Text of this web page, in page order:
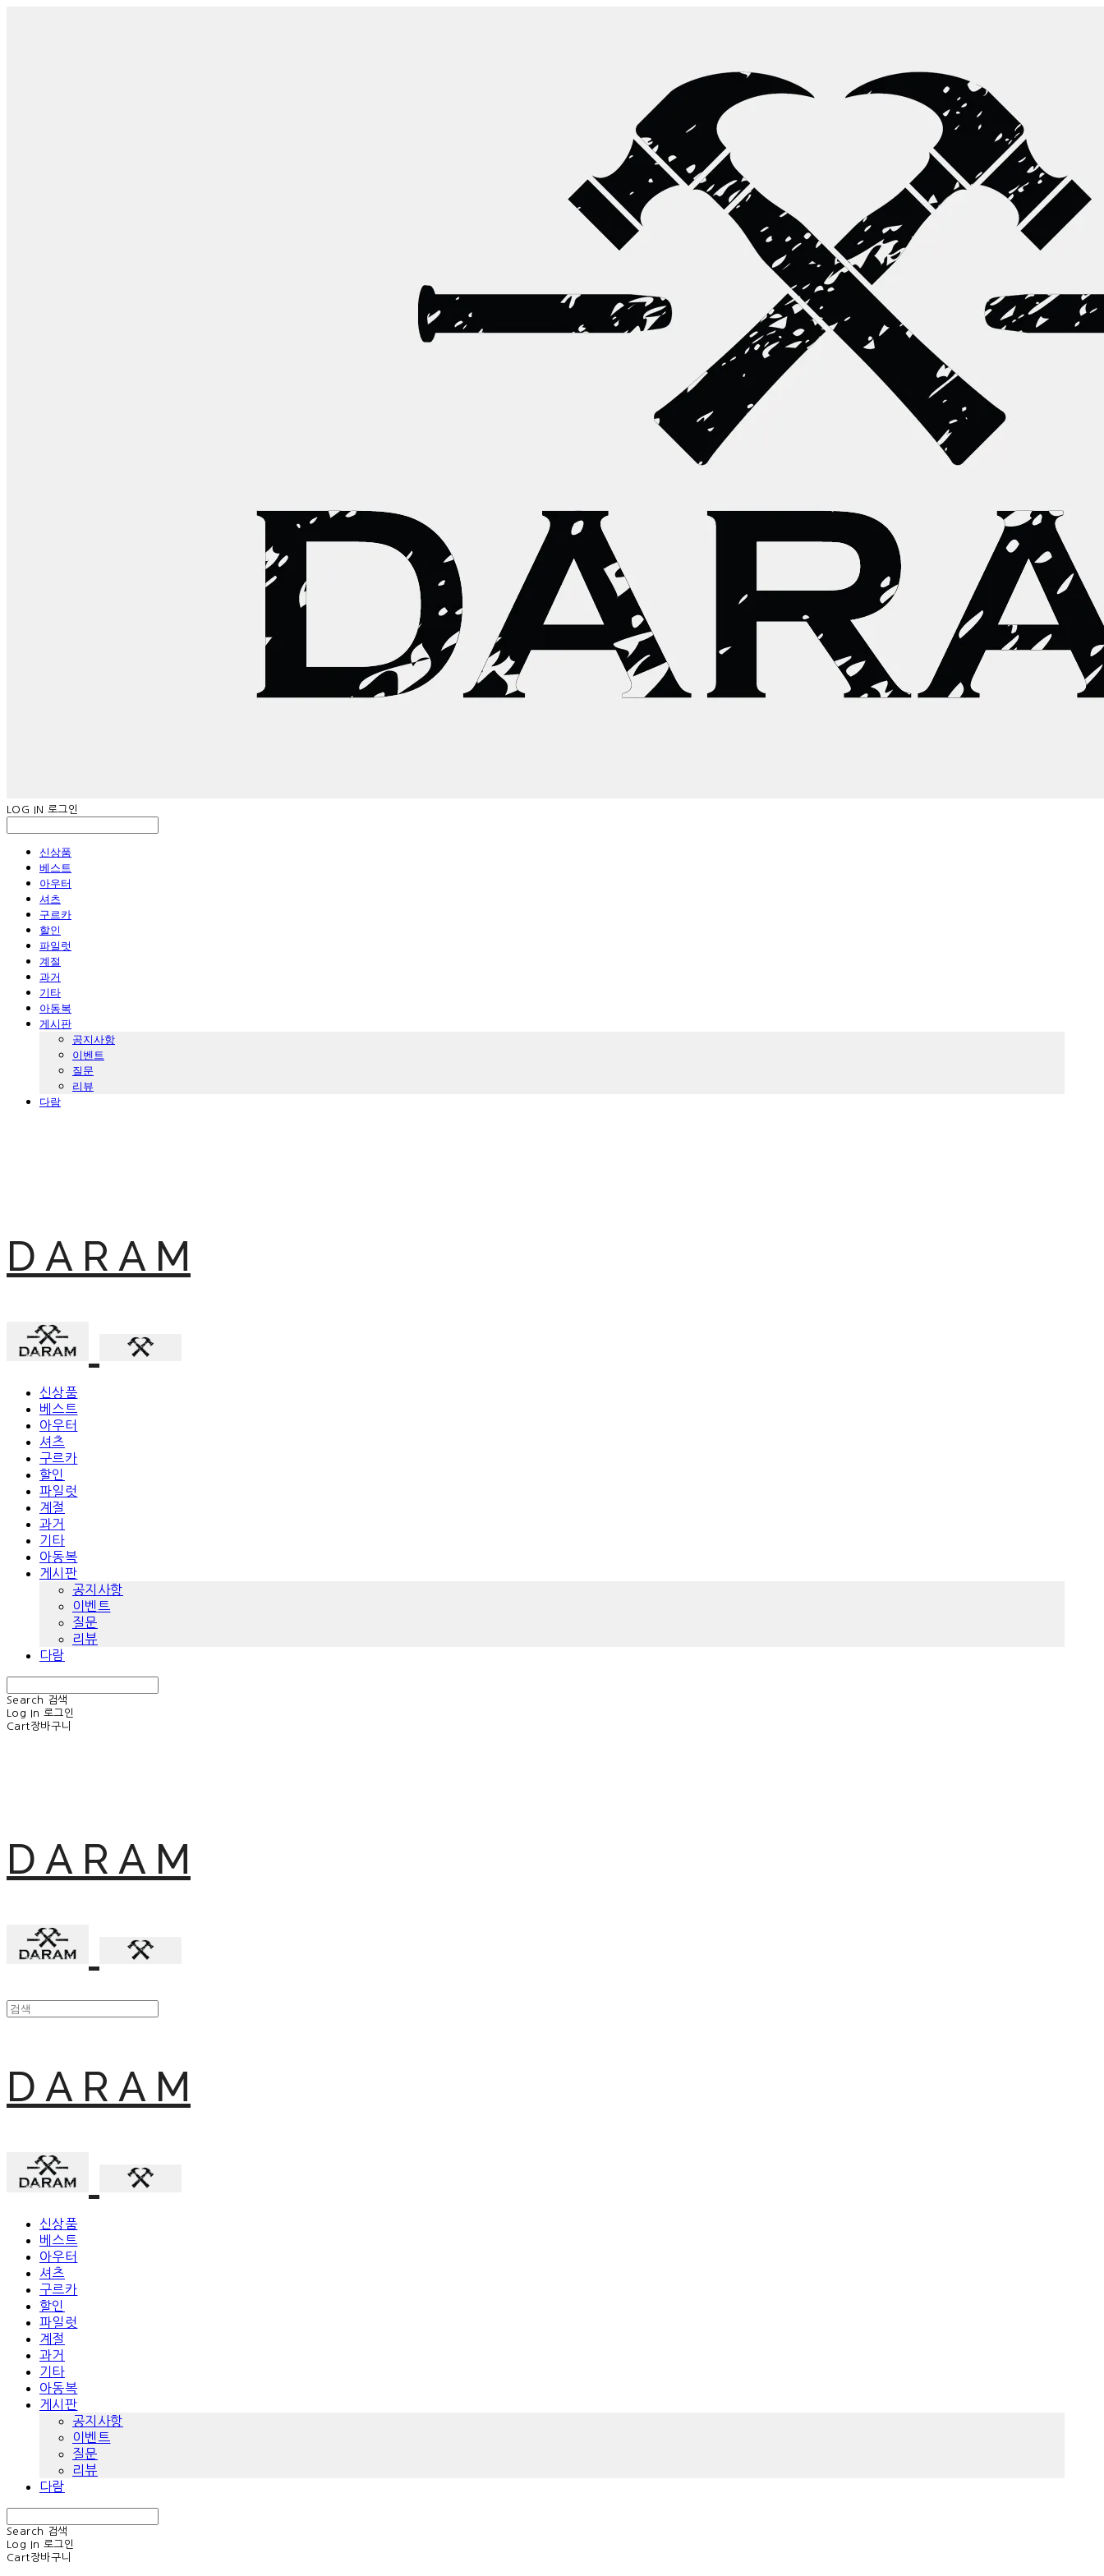
LOG IN 로그인
신상품
베스트
아우터
셔츠
구르카
할인
파일럿
계절
과거
기타
아동복
게시판
공지사항
이벤트
질문
리뷰
다람
D A R A M
신상품
베스트
아우터
셔츠
구르카
할인
파일럿
계절
과거
기타
아동복
게시판
공지사항
이벤트
질문
리뷰
다람
Search
검색
Log In 로그인
Cart장바구니
D A R A M
D A R A M
신상품
베스트
아우터
셔츠
구르카
할인
파일럿
계절
과거
기타
아동복
게시판
공지사항
이벤트
질문
리뷰
다람
Search
검색
Log In
로그인
Cart장바구니